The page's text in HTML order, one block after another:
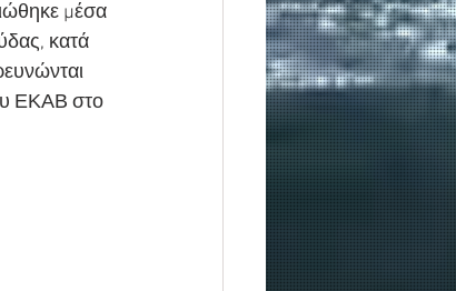
μέσα
κατά
ΕΚΑΒ στο